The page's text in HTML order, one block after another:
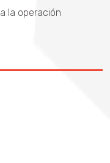
la operación